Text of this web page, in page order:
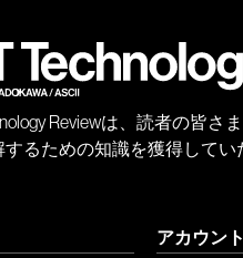
Reviewは、読者の皆
るための知識を獲得してい
アカウント